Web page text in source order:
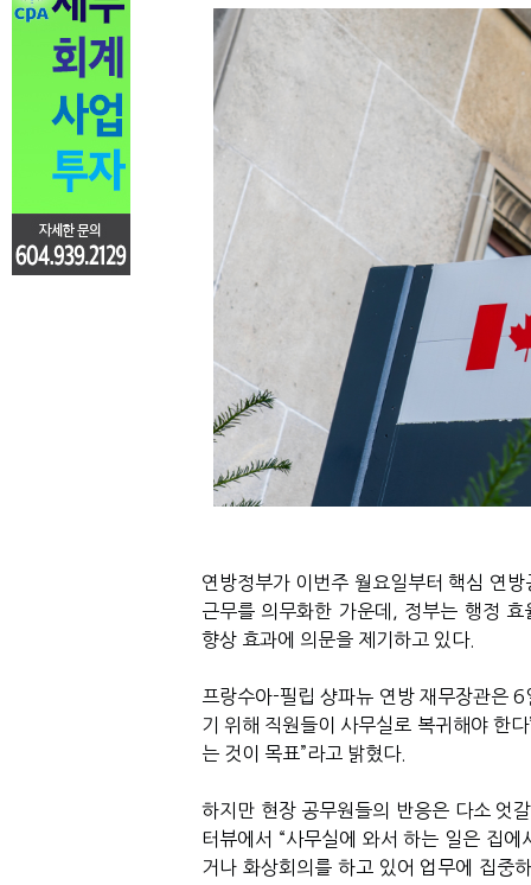
연방정부가 이번주 월요일부터 핵심 연
근무를 의무화한 가운데, 정부는 행정
향상 효과에 의문을 제기하고 있다.
프랑수아-필립 샹파뉴 연방 재무장관은
기 위해 직원들이 사무실로 복귀해야 한
는 것이 목표”라고 밝혔다.
하지만 현장 공무원들의 반응은 다소 엇
터뷰에서 “사무실에 와서 하는 일은 집
거나 화상회의를 하고 있어 업무에 집중